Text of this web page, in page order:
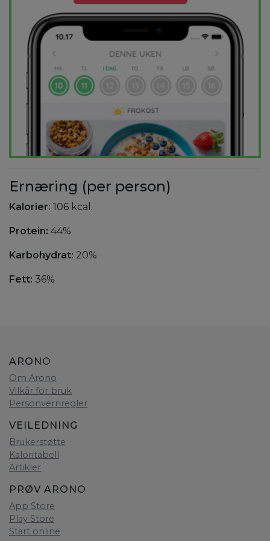
Ernæring (per person)
Kalorier: 106 kcal.
Protein: 44%
Karbohydrat: 20%
Fett: 36%
ARONO
Om Arono
Vilkår for bruk
Personvernregler
VEILEDNING
Brukerstøtte
Kaloritabell
Artikler
PRØV ARONO
App Store
Play Store
Start online